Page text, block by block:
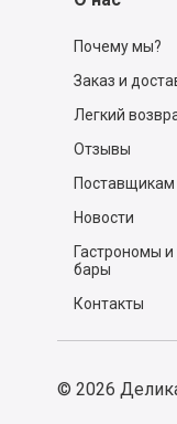
Почему мы?
Заказ и
Легкий
Отзывы
Поставщикам
Новости
Гастрономы
бары
Контакты
© 2026